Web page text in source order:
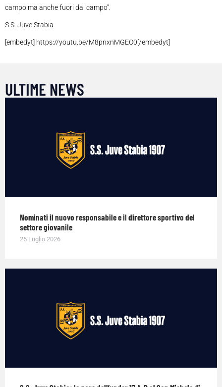
campo ma anche fuori dal campo”.
S.S. Juve Stabia
[embedyt] https://youtu.be/M8pnxnMGEO0[/embedyt]
ULTIME NEWS
Nominati il nuovo responsabile e il direttore sportivo del
settore giovanile
25 Luglio 2026